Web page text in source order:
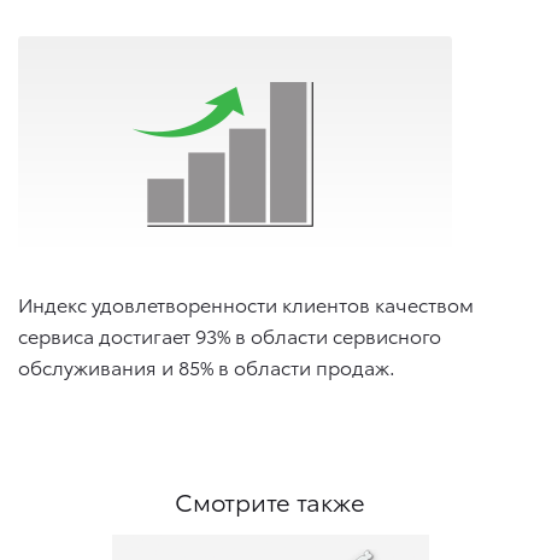
Индекс удовлетворенности клиентов качеством
сервиса достигает 93% в области сервисного
обслуживания и 85% в области продаж.
Смотрите также